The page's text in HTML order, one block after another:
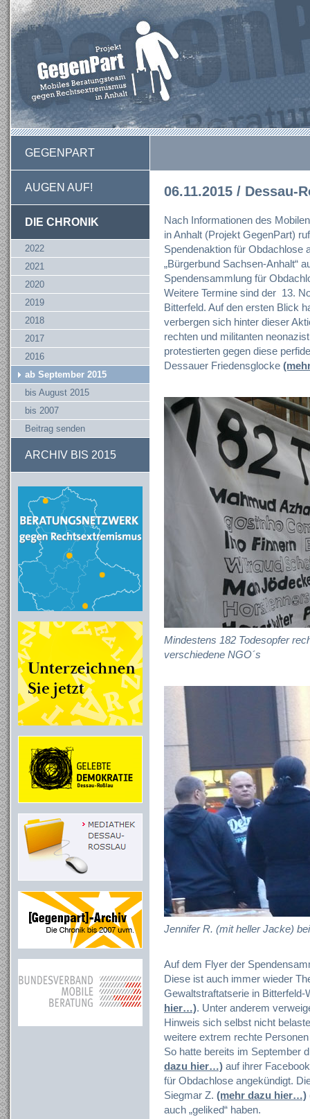
GEGENPART
AUGEN AUF!
DIE CHRONIK
2022
2021
2020
2019
2018
2017
2016
ab September 2015
bis August 2015
bis 2007
Beitrag senden
ARCHIV BIS 2015
06.11.2015 / Dessau-
Nach Informationen des
in Anhalt (Projekt GegenPart)
Spendenaktion für Obdachlose
„Bürgerbund Sachsen-Anhalt“
Spendensammlung für
Weitere Termine sind der 13.
Bitterfeld. Auf den ersten Blick
verbergen sich hinter dieser
rechten und militanten
protestierten gegen diese
Dessauer Friedensglocke
Mindestens 182 Todesopfer
verschiedene NGO´s
Jennifer R. (mit heller Jacke)
Auf dem Flyer der
Diese ist auch immer wieder
Gewaltstraftatserie in
hier…). Unter anderem
Hinweis sich selbst nicht
weitere extrem rechte
So hatte bereits im September
dazu hier…) auf ihrer
für Obdachlose angekündigt.
Siegmar Z. (mehr dazu hier…)
auch „geliked“ haben.